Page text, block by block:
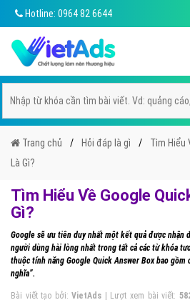
Hotline: 0964 82 6644
Trang chủ Hỏi đáp là gì
Tìm Hiểu
Là Gì?
Tìm Hiểu Về Google
Gì?
Google sẽ ưu tiên duy nhất một kết quả được nhận
người dùng hài lòng nhất trong tất cả các từ khóa
thuộc tính năng Google Quick Answer Box bao gồm
nghĩa”.
Bài viết tạo bởi:VietAds | Lượt xem bài viết: